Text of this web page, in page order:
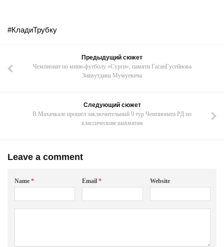
#КладиТрубку
Предыдущий сюжет
Чемпионат по мини-футболу «Сурги», памяти ГасанГусейнова
Зиявутдина Мумуевича
Следующий сюжет
В Махачкале прошел заключительный 9 тур Чемпионата РД по
классическим шахматам
Leave a comment
Name * Email* Website